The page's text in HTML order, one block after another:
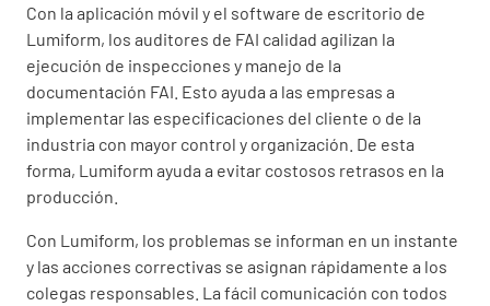
Con la aplicación móvil y el software de escritorio de
Lumiform, los auditores de FAI calidad agilizan la
ejecución de inspecciones y manejo de la
documentación FAI. Esto ayuda a las empresas a
implementar las especificaciones del cliente o de la
industria con mayor control y organización. De esta
forma, Lumiform ayuda a evitar costosos retrasos en la
producción.
Con Lumiform, los problemas se informan en un instante
y las acciones correctivas se asignan rápidamente a los
colegas responsables. La fácil comunicación con todos